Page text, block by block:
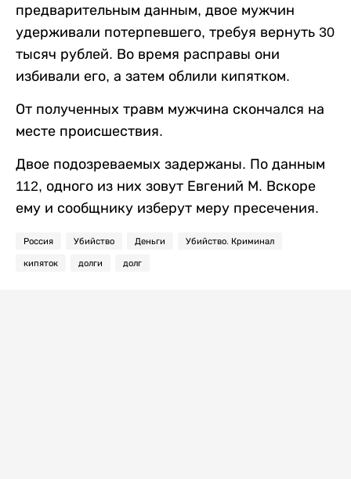
предварительным данным, двое мужчин
удерживали потерпевшего, требуя вернуть 30
тысяч рублей. Во время расправы они
избивали его, а затем облили кипятком.
От полученных травм мужчина скончался на
месте происшествия.
Двое подозреваемых задержаны. По данным
112, одного из них зовут Евгений М. Вскоре
ему и сообщнику изберут меру пресечения.
Россия Убийство Деньги Убийство. Криминал
кипяток долги долг